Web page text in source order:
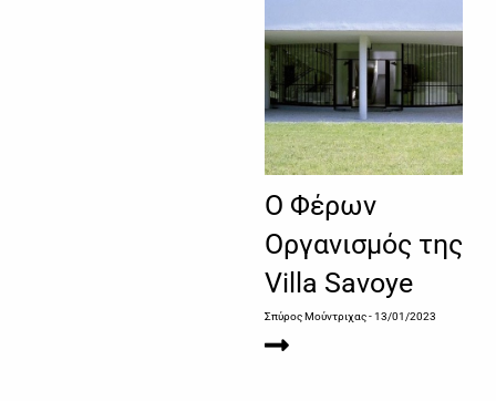
Ο Φέρων
Οργανισμός της
Villa Savoye
Σπύρος Μούντριχας- 13/01/2023